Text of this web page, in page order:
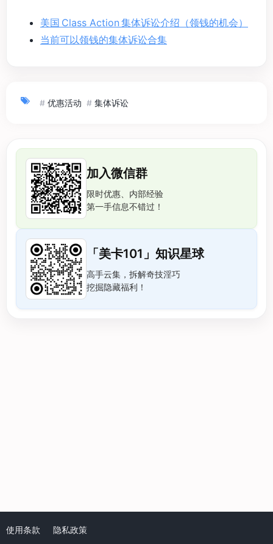
美国 Class Action 集体诉讼介绍（领钱的机会）
当前可以领钱的集体诉讼合集
# 优惠活动 # 集体诉讼
加入微信群
限时优惠、内部经验
第一手信息不错过！
「美卡101」知识星球
高手云集，拆解奇技淫巧
挖掘隐藏福利！
使用条款 隐私政策